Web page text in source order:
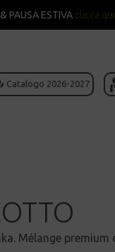
& PAUSA ESTIVA clicca qui
Catalogo 2026-2027
Mélange